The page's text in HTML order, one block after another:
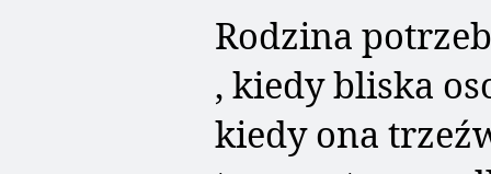
Rodzina
, kiedy bliska
kiedy ona